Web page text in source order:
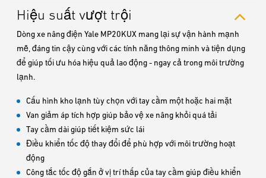
Hiệu suất vượt trội
Dòng xe nâng điện Yale MP20KUX mang lại sự vận hành mạnh
mẽ, đáng tin cậy cùng với các tính năng thông minh và tiện dụng
để giúp tối ưu hóa hiệu quả lao động - ngay cả trong môi trường
lạnh.
Cấu hình kho lạnh tùy chọn với tay cầm một hoặc hai mặt
Van giảm áp tích hợp giúp bảo vệ xe nâng khỏi quá tải
Tay cầm dài giúp tiết kiệm sức lái
Điều khiển tốc độ thay đổi để phù hợp với môi trường hoạt
động
Công tắc tốc độ gắn ở vị trí thấp của tay cầm giúp điều khiển